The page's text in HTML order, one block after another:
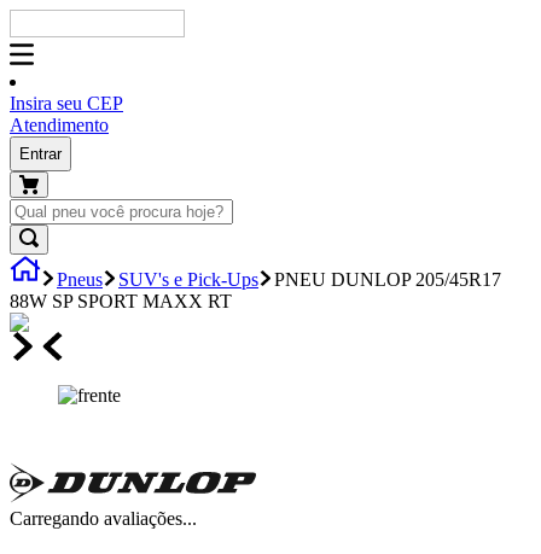
Insira seu CEP
Atendimento
Entrar
Pneus SUV's e Pick-Ups
PNEU DUNLOP 205/45R17
88W SP SPORT MAXX RT
Carregando avaliações...